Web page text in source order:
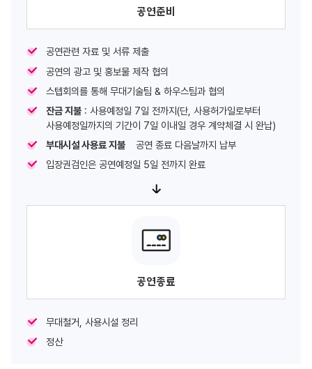
공연준비
공연관련 자료 및 서류 제출
공연의 광고 및 홍보물 제작 협의
스텝회의를 통해 무대기술팀 & 하우스팀과 협의
잔금 지불: 사용예정일 7일 전까지(단, 사용허가일로부터
사용예정일까지의 기간이 7일 이내일 경우 계약체결 시 완납)
부대시설 사용료 지불
공연 종료 다음날까지 납부
입장권검인은 공연예정일 5일 전까지 완료
공연종료
무대철거, 사용시설 정리
정산